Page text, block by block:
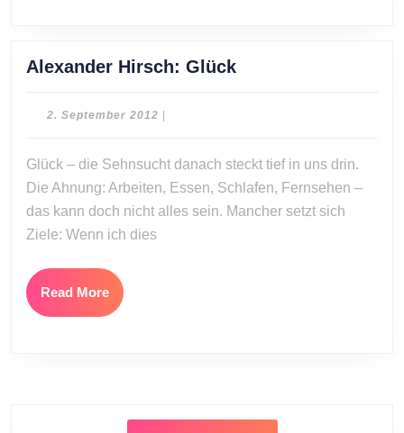
Alexander Hirsch: GlückAlexander
2. September 2012 2.
Glück – die Sehnsucht danach steckt tief in uns drin.
Die Ahnung: Arbeiten, Essen, Schlafen, Fernsehen –
das kann doch nicht alles sein. Mancher setzt sich
Ziele: Wenn ich dies
Read MoreRead
More